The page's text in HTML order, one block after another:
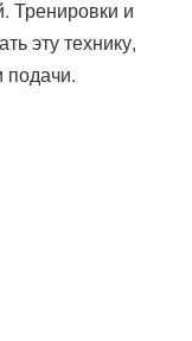
Тренировки и
эту технику,
подачи.